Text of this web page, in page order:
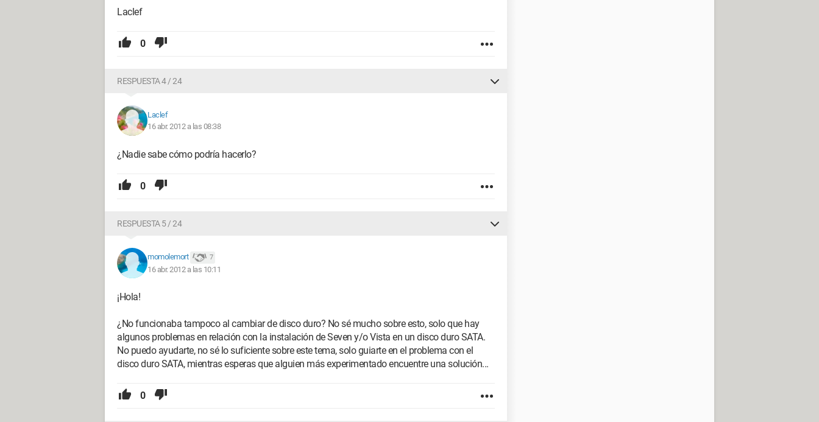
Laclef
0
RESPUESTA 4 / 24
Laclef
16 abr. 2012 a las 08:38
¿Nadie sabe cómo podría hacerlo?
0
RESPUESTA 5 / 24
momolemort 7
16 abr. 2012 a las 10:11
¡Hola!
¿No funcionaba tampoco al cambiar de disco duro? No sé mucho sobre esto, solo que hay
algunos problemas en relación con la instalación de Seven y/o Vista en un disco duro SATA.
No puedo ayudarte, no sé lo suficiente sobre este tema, solo guiarte en el problema con el
disco duro SATA, mientras esperas que alguien más experimentado encuentre una solución...
0